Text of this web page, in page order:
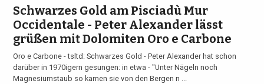
Schwarzes Gold am Pisciadù Mur
Occidentale - Peter Alexander lässt
grüßen mit Dolomiten Oro e Carbone
Oro e Carbone - tsltd: Schwarzes Gold - Peter Alexander hat schon
darüber in 1970igern gesungen: in etwa - "Unter Nägeln noch
Magnesiumstaub so kamen sie von den Bergen n ...